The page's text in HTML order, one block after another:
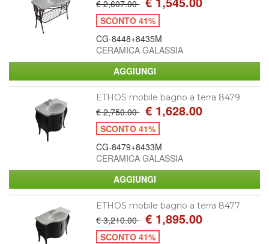
€ 2,607.00
SCONTO 41%
CG-8448+8435M
CERAMICA GALASSIA
ETHOS mobile bagno a terra 8479
€ 2,750.00 € 1,628.00
SCONTO 41%
CG-8479+8433M
CERAMICA GALASSIA
ETHOS mobile bagno a terra 8477
€ 3,210.00 € 1,895.00
SCONTO 41%